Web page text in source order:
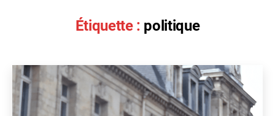
Étiquette : politique